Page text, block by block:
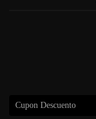
Cupon Descuento